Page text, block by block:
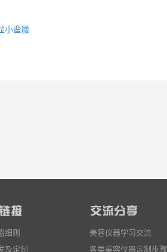
小蛮腰
细则
及定制
美容仪器学习交流
各类美容仪器定制步骤